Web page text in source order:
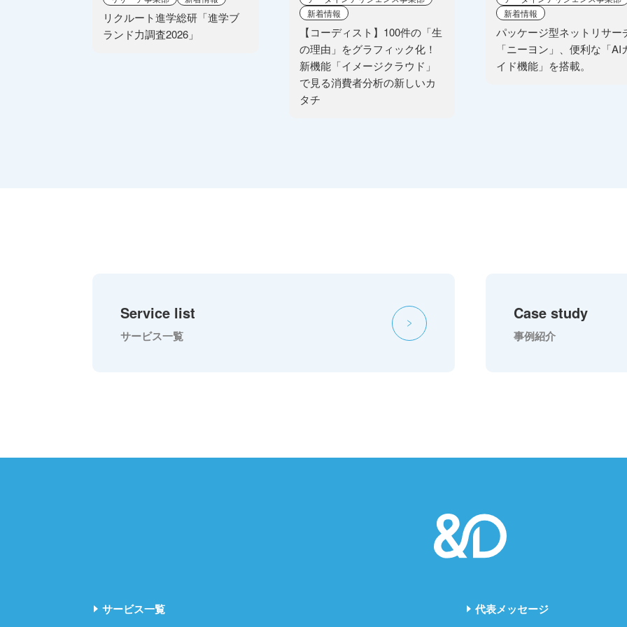
リクルート進学総研「進学ブ
ランド力調査2026」
新着情報
【コーディスト】100件の「生
の理由」をグラフィック化！
新機能「イメージクラウド」
で見る消費者分析の新しいカ
タチ
新着情報
パッケージ型ネットリサー
「ニーヨン」、便利な「AI
イド機能」を搭載。
Service list
サービス一覧
Case study
事例紹介
サービス一覧
代表メッセージ